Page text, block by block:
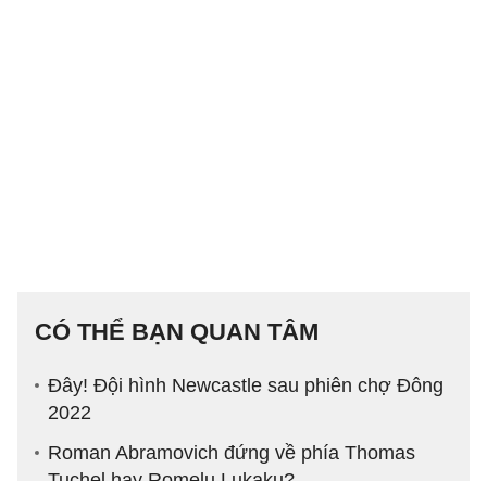
CÓ THỂ BẠN QUAN TÂM
Đây! Đội hình Newcastle sau phiên chợ Đông
2022
Roman Abramovich đứng về phía Thomas